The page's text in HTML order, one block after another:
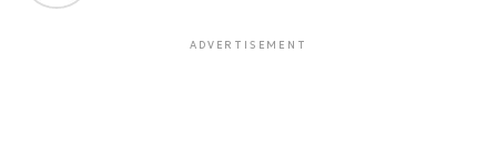
ADVERTISEMENT